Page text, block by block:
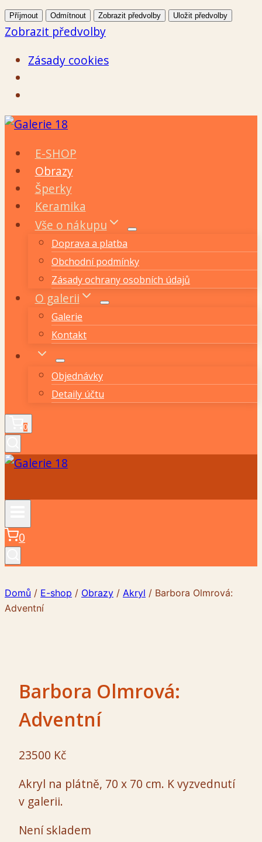
Příjmout Odmítnout Zobrazit předvolby Uložit předvolby
Zobrazit předvolby
Zásady cookies
Přeskočit
obsahE-SHOP
Obrazy
Šperky
Keramika
Vše o nákupu
Doprava a platba
Obchodní podmínky
Zásady ochrany osobních údajů
O galerii
Galerie
Kontakt
Objednávky
Detaily účtu
0
0
Domů / E-shop / Obrazy / Akryl / Barbora Olmrová:
Adventní
Barbora Olmrová:
Adventní
23500 Kč
Akryl na plátně, 70 x 70 cm. K vyzvednutí
v galerii.
Není skladem